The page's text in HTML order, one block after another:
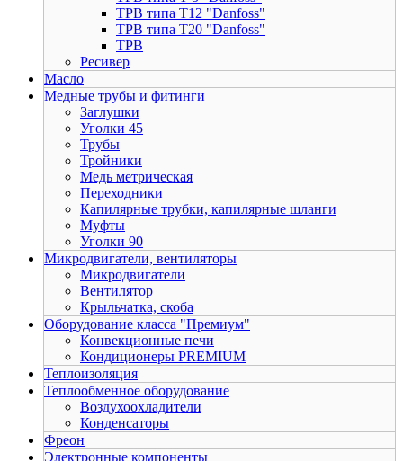
ТРВ типа Т12 "Danfoss"
ТРВ типа Т20 "Danfoss"
ТРВ
Ресивер
Масло
Медные трубы и фитинги
Заглушки
Уголки 45
Трубы
Тройники
Медь метрическая
Переходники
Капилярные трубки, капилярные шланги
Муфты
Уголки 90
Микродвигатели, вентиляторы
Микродвигатели
Вентилятор
Крыльчатка, скоба
Оборудование класса "Премиум"
Конвекционные печи
Кондиционеры PREMIUM
Теплоизоляция
Теплообменное оборудование
Воздухоохладители
Конденсаторы
Фреон
Электронные компоненты